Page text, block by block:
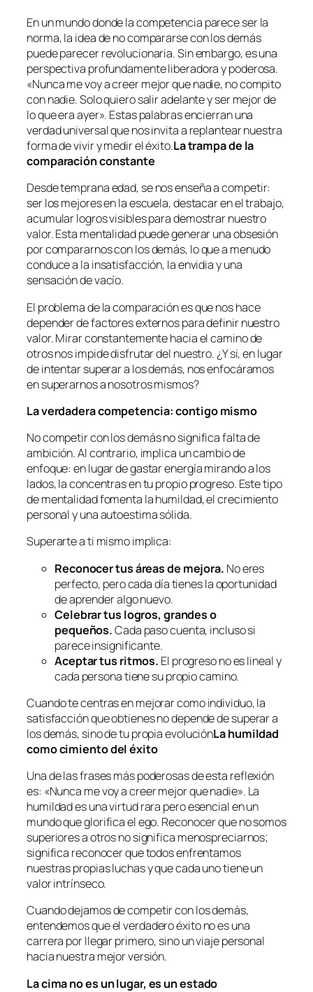
En un mundo donde la competencia parece ser la
norma, la idea de no compararse con los demás
puede parecer revolucionaria. Sin embargo, es una
perspectiva profundamente liberadora y poderosa.
«Nunca me voy a creer mejor que nadie, no compito
con nadie. Solo quiero salir adelante y ser mejor de
lo que era ayer». Estas palabras encierran una
verdad universal que nos invita a replantear nuestra
forma de vivir y medir el éxito.La trampa de la
comparación constante
Desde temprana edad, se nos enseña a competir:
ser los mejores en la escuela, destacar en el trabajo,
acumular logros visibles para demostrar nuestro
valor. Esta mentalidad puede generar una obsesión
por compararnos con los demás, lo que a menudo
conduce a la insatisfacción, la envidia y una
sensación de vacío.
El problema de la comparación es que nos hace
depender de factores externos para definir nuestro
valor. Mirar constantemente hacia el camino de
otros nos impide disfrutar del nuestro. ¿Y si, en lugar
de intentar superar a los demás, nos enfocáramos
en superarnos a nosotros mismos?
La verdadera competencia: contigo mismo
No competir con los demás no significa falta de
ambición. Al contrario, implica un cambio de
enfoque: en lugar de gastar energía mirando a los
lados, la concentras en tu propio progreso. Este tipo
de mentalidad fomenta la humildad, el crecimiento
personal y una autoestima sólida.
Superarte a ti mismo implica:
Reconocer tus áreas de mejora. No eres
perfecto, pero cada día tienes la oportunidad
de aprender algo nuevo.
Celebrar tus logros, grandes o
pequeños.Cada paso cuenta, incluso si
parece insignificante.
Aceptar tus ritmos. El progreso no es lineal y
cada persona tiene su propio camino.
Cuando te centras en mejorar como individuo, la
satisfacción que obtienes no depende de superar a
los demás, sino de tu propia evoluciónLa humildad
como cimiento del éxito
Una de las frases más poderosas de esta reflexión
es: «Nunca me voy a creer mejor que nadie». La
humildad es una virtud rara pero esencial en un
mundo que glorifica el ego. Reconocer que no somos
superiores a otros no significa menospreciarnos;
significa reconocer que todos enfrentamos
nuestras propias luchas y que cada uno tiene un
valor intrínseco.
Cuando dejamos de competir con los demás,
entendemos que el verdadero éxito no es una
carrera por llegar primero, sino un viaje personal
hacia nuestra mejor versión.
La cima no es un lugar, es un estado